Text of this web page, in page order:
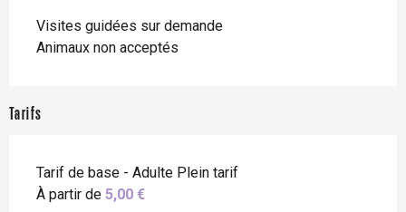
Visites guidées sur demande
Animaux non acceptés
Tarifs
Tarif de base - Adulte Plein tarif
À partir de 5,00 €